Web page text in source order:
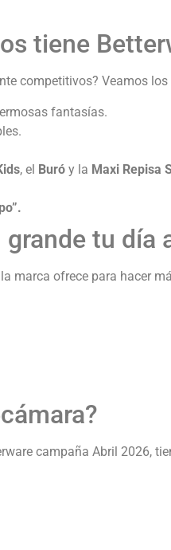
tiene
competitivos? Veamos
fantasías.
, el Buró y la Maxi Repisa
tu día
marca ofrece para hacer
campaña Abril 2026,